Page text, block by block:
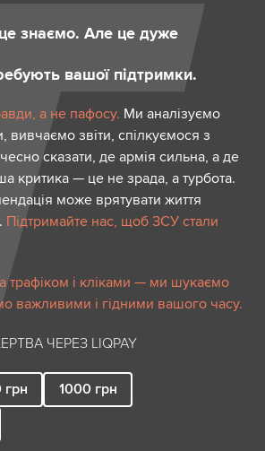
знаємо. Але це дуже
вашої підтримки.
а не пафосу. Ми аналізуємо
вивчаємо звіти, спілкуємося з
сказати, де армія сильна, а де
критика — це не зрада, а турбота.
може врятувати життя
Підтримайте нас, щоб ЗСУ стали
і кліками — ми шукаємо
важливими і гідними вашого часу.
ЧЕРЕЗ LIQPAY
грн 1000 грн